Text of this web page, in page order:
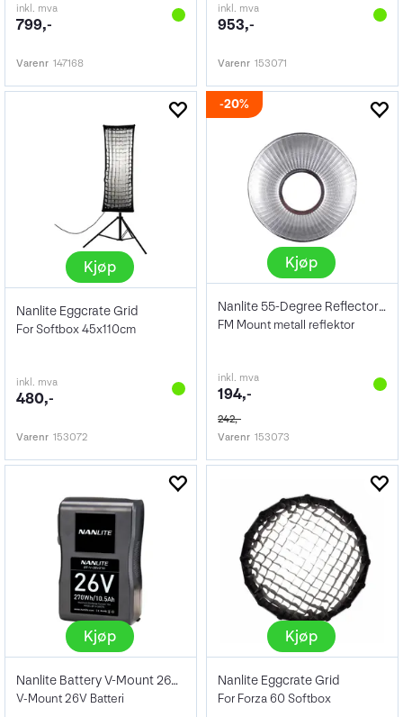
inkl. mva
799,-
Varenr 147168
inkl. mva
953,-
Varenr 153071
Kjøp
Nanlite Eggcrate Grid
For Softbox 45x110cm
inkl. mva
480,-
Varenr 153072
20%
Kjøp
Nanlite 55-Degree Reflector For Forza 60
FM Mount metall reflektor
inkl. mva
194,-
242,-
Varenr 153073
Kjøp
Nanlite Battery V-Mount 26V 230Wh
V-Mount 26V Batteri
Kjøp
Nanlite Eggcrate Grid
For Forza 60 Softbox